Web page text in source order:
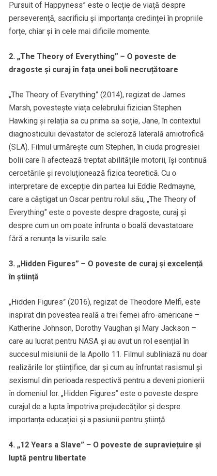
Pursuit of Happyness” este o lecție de viață despre
perseverență, sacrificiu și importanța credinței în propriile
forțe, chiar și în cele mai dificile momente.
2. „The Theory of Everything” – O poveste de
dragoste și curaj în fața unei boli necruțătoare
„The Theory of Everything” (2014), regizat de James
Marsh, povestește viața celebrului fizician Stephen
Hawking și relația sa cu prima sa soție, Jane, în contextul
diagnosticului devastator de scleroză laterală amiotrofică
(SLA). Filmul urmărește cum Stephen, în ciuda progresiei
bolii care îi afectează treptat abilitățile motorii, își continuă
cercetările și revoluționează fizica teoretică. Cu o
interpretare de excepție din partea lui Eddie Redmayne,
care a câștigat un Oscar pentru rolul său, „The Theory of
Everything” este o poveste despre dragoste, curaj și
despre cum un om poate înfrunta o boală devastatoare
fără a renunța la visurile sale.
3. „Hidden Figures” – O poveste de curaj și excelență
în știință
„Hidden Figures” (2016), regizat de Theodore Melfi, este
inspirat din povestea reală a trei femei afro-americane –
Katherine Johnson, Dorothy Vaughan și Mary Jackson –
care au lucrat pentru NASA și au avut un rol esențial în
succesul misiunii de la Apollo 11. Filmul subliniază nu doar
realizările lor științifice, dar și cum au înfruntat rasismul și
sexismul din perioada respectivă pentru a deveni pionierii
în domeniul lor. „Hidden Figures” este o poveste despre
curajul de a lupta împotriva prejudecăților și despre
importanța educației și a pasiunii pentru știință.
4. „12 Years a Slave” – O poveste de supraviețuire și
luptă pentru libertate